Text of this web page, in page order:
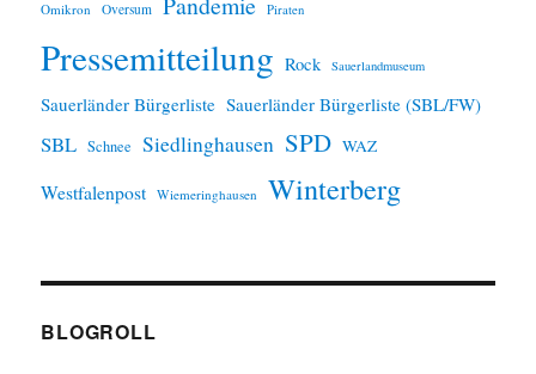
Omikron Oversum Piraten
Pressemitteilung Rock Sauerlandmuseum
Sauerländer Bürgerliste Sauerländer Bürgerliste (SBL/FW)
SBL Schnee Siedlinghausen SPD WAZ
Westfalenpost Wiemeringhausen Winterberg
BLOGROLL